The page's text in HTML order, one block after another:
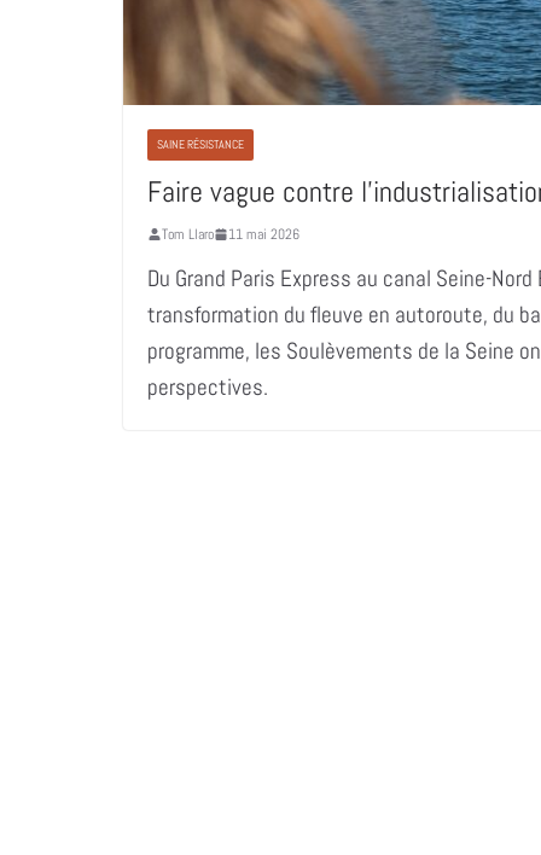
SAINE RÉSISTANCE
Faire vague contre
Tom Llaro 11 mai 2026
Du Grand Paris Express au canal Seine-
transformation du fleuve en autoroute, du
programme, les Soulèvements de la Seine
perspectives.